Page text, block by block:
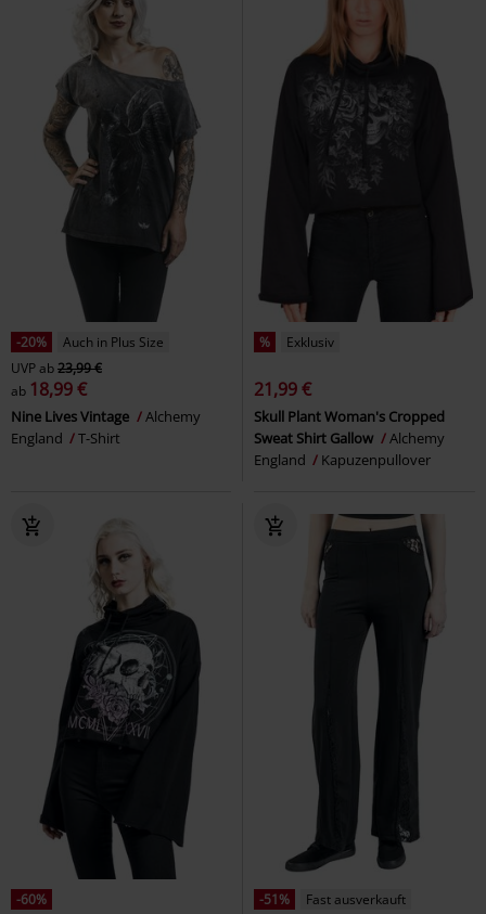
-20%
Auch in Plus Size
UVPab23,99 €
ab 18,99 €
Nine Lives Vintage
Alchemy
England
T-Shirt
% Exklusiv
21,99 €
Skull Plant Woman's Cropped
Sweat Shirt Gallow
Alchemy
England
Kapuzenpullover
-60%
-51%
Fast ausverkauft